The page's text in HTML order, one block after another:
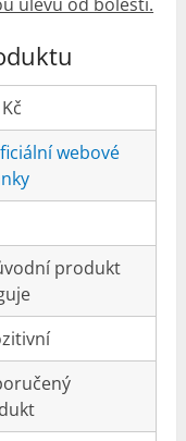
webové
produkt